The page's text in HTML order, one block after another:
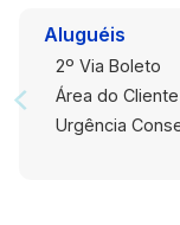
Aluguéis
2º Via Boleto
Área do Cliente
Urgência